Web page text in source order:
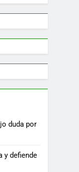
duda por
y defiende